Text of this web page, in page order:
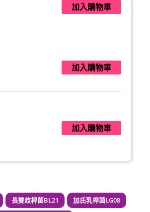
加入購物車
加入購物車
加入購物車
長雙歧桿菌BL21
加氏乳桿菌LG08